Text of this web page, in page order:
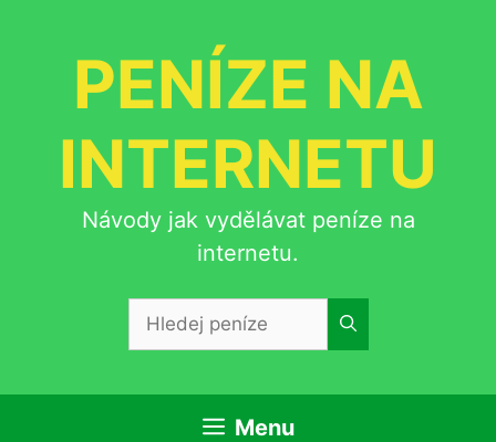
PENÍZE NA
INTERNETU
Návody jak vydělávat peníze na
internetu.
Menu